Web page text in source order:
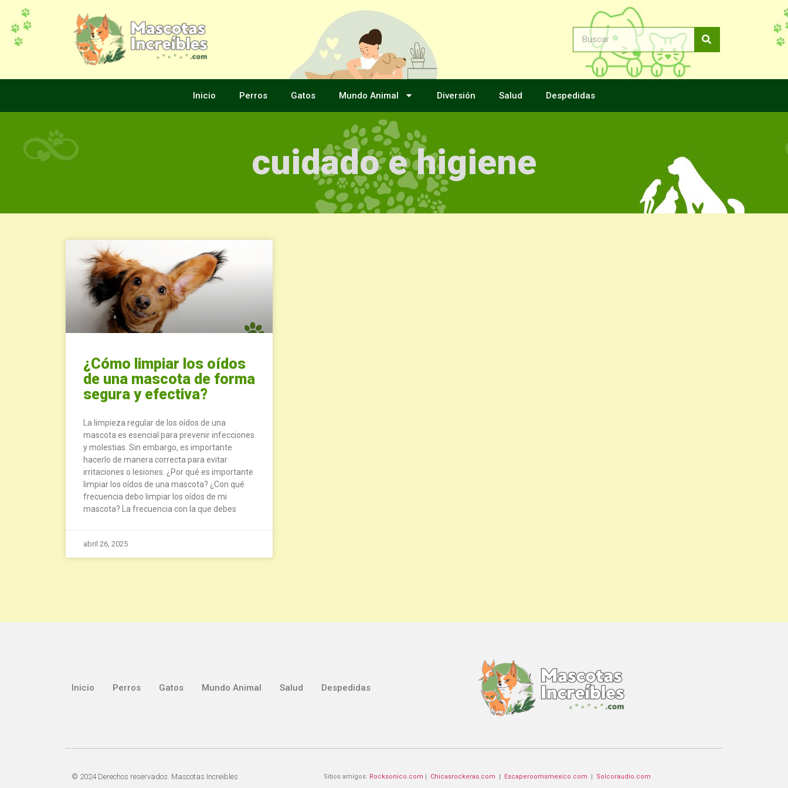
Inicio Perros Gatos Mundo Animal Diversión Salud Despedidas
cuidado e higiene
¿Cómo limpiar los oídos
de una mascota de forma
segura y efectiva?
La limpieza regular de los oídos de una
mascota es esencial para prevenir infecciones
y molestias. Sin embargo, es importante
hacerlo de manera correcta para evitar
irritaciones o lesiones. ¿Por qué es importante
limpiar los oídos de una mascota? ¿Con qué
frecuencia debo limpiar los oídos de mi
mascota? La frecuencia con la que debes
abril 26, 2025
Inicio Perros Gatos Mundo Animal Salud Despedidas
© 2024 Derechos reservados. Mascotas Increibles Sitios amigos: Rocksonico.com | Chicasrockeras.com | Escaperoomsmexico.com | Solcoraudio.com